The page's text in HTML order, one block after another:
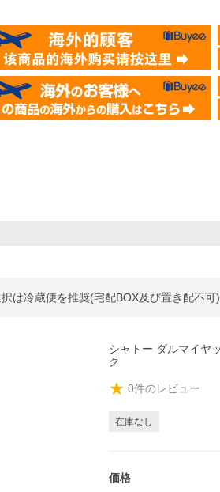
冷蔵便を推奨(宅配BOX及び置き配不可)
シャトー ダルマイ
ク
0件のレビュー
在庫なし
価格